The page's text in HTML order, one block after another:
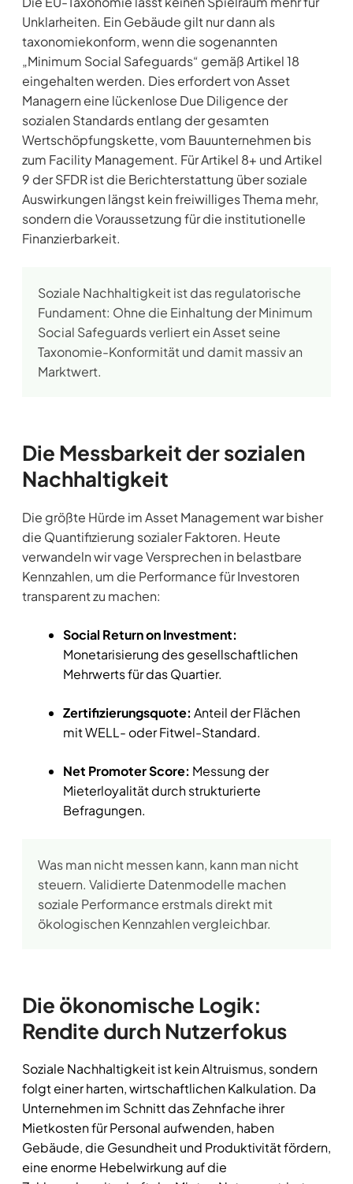
Unklarheiten. Ein Gebäude gilt nur dann als
taxonomiekonform, wenn die sogenannten
„Minimum Social Safeguards“ gemäß Artikel 18
eingehalten werden. Dies erfordert von Asset
Managern eine lückenlose Due Diligence der
sozialen Standards entlang der gesamten
Wertschöpfungskette, vom Bauunternehmen bis
zum Facility Management. Für Artikel 8+ und Artikel
9 der SFDR ist die Berichterstattung über soziale
Auswirkungen längst kein freiwilliges Thema mehr,
sondern die Voraussetzung für die institutionelle
Finanzierbarkeit.
Soziale Nachhaltigkeit ist das regulatorische
Fundament: Ohne die Einhaltung der Minimum
Social Safeguards verliert ein Asset seine
Taxonomie-Konformität und damit massiv an
Marktwert.
Die Messbarkeit der sozialen
Nachhaltigkeit
Die größte Hürde im Asset Management war bisher
die Quantifizierung sozialer Faktoren. Heute
verwandeln wir vage Versprechen in belastbare
Kennzahlen, um die Performance für Investoren
transparent zu machen:
Social Return on Investment:
Monetarisierung des gesellschaftlichen
Mehrwerts für das Quartier.
Zertifizierungsquote: Anteil der Flächen
mit WELL- oder Fitwel-Standard.
Net Promoter Score: Messung der
Mieterloyalität durch strukturierte
Befragungen.
Was man nicht messen kann, kann man nicht
steuern. Validierte Datenmodelle machen
soziale Performance erstmals direkt mit
ökologischen Kennzahlen vergleichbar.
Die ökonomische Logik:
Rendite durch Nutzerfokus
Soziale Nachhaltigkeit ist kein Altruismus, sondern
folgt einer harten, wirtschaftlichen Kalkulation. Da
Unternehmen im Schnitt das Zehnfache ihrer
Mietkosten für Personal aufwenden, haben
Gebäude, die Gesundheit und Produktivität fördern,
eine enorme Hebelwirkung auf die